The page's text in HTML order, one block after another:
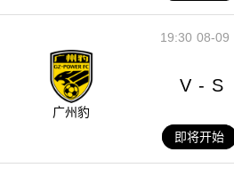
08-09
19:30
广州豹
V - S
即将开始